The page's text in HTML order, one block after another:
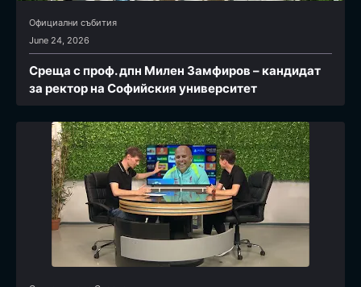
Официални събития
June 24, 2026
Среща с проф. дпн Милен Замфиров – кандидат
за ректор на Софийския университет